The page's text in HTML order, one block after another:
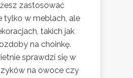
zastosować
tylko w meblach, ale
takich jak
na choinkę.
sprawdzi się w
na owoce czy